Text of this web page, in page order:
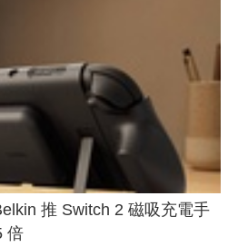
推 Switch 2 磁吸充電手
倍